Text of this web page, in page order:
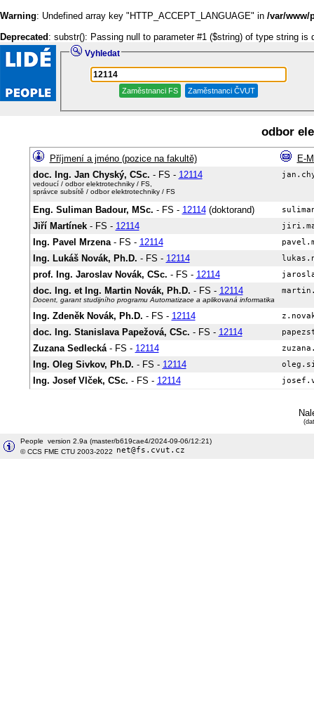
Warning: Undefined array key "HTTP_ACCEPT_LANGUAGE" in /var/www/
Deprecated : substr(): Passing null to parameter #1 ($string) of type string is
Vyhledat
odbor
Příjmení a jméno (pozice na fakultě)
E-
doc. Ing. Jan Chyský, CSc. - FS - 12114
vedoucí / odbor elektrotechniky / FS,
správce subsítě / odbor elektrotechniky / FS
Eng. Suliman Badour, MSc. - FS - 12114(doktorand)
Jiří Martínek- FS - 12114
Ing. Pavel Mrzena- FS - 12114
Ing. Lukáš Novák, Ph.D. - FS - 12114
prof. Ing. Jaroslav Novák, CSc. - FS - 12114
doc. Ing. et Ing. Martin Novák, Ph.D. - FS - 12114
Docent, garant studijního programu Automatizace a aplikovaná informatika
Ing. Zdeněk Novák, Ph.D. - FS - 12114
doc. Ing. Stanislava Papežová, CSc. - FS - 12114
Zuzana Sedlecká- FS - 12114
Ing. Oleg Sivkov, Ph.D. - FS - 12114
Ing. Josef Vlček, CSc. - FS - 12114
People version 2.9a (master/b619cae4/2024-09-06/12:21)
© CCS FME CTU 2003-2022